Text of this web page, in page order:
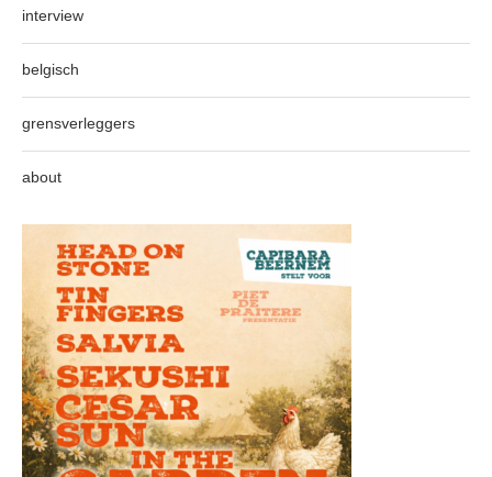
interview
belgisch
grensverleggers
about